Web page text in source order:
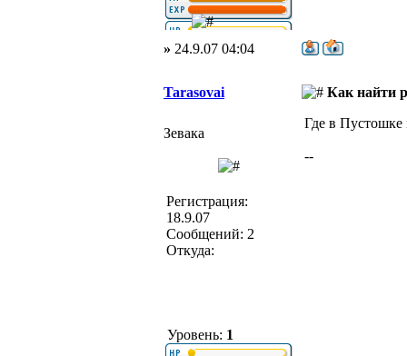
» 24.9.07 04:04
Tarasovai Как найти
Зевака
Регистрация:
18.9.07
Сообщений: 2
Откуда:
Уровень: 1
Где в
--